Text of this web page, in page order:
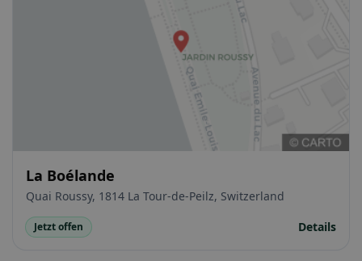
La Boélande
Quai Roussy, 1814 La Tour-de-Peilz, Switzerland
Jetzt offen Details